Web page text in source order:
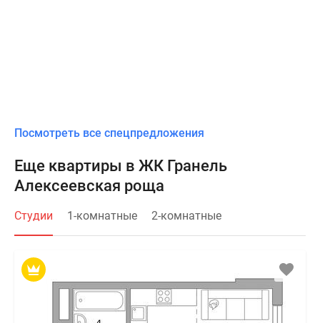
Посмотреть все спецпредложения
Еще квартиры в ЖК Гранель
Алексеевская роща
Студии 1-комнатные 2-комнатные